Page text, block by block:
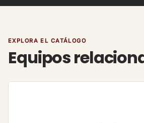
EXPLORA EL CATÁLOGO
Equipos